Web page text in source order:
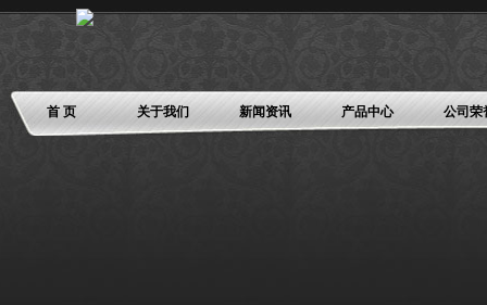
首 页 关于我们 新闻资讯 产品中心 公司荣